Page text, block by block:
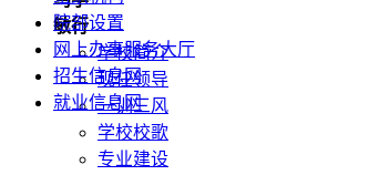
敏行
学校简介
现任领导
一训三风
学校校歌
专业建设
院部设置
网上办事服务大厅
招生信息网
就业信息网